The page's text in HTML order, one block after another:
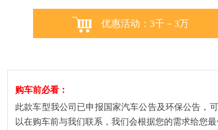
优惠活动：3千－3万
购车前必看：
此款车型我公司已申报国家汽车公告及环保公告，
以在购车前与我们联系，我们会根据您的需求给您